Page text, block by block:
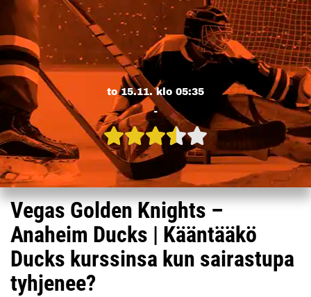
to 15.11. klo 05:35
-
Vegas Golden Knights –
Anaheim Ducks | Kääntääkö
Ducks kurssinsa kun sairastupa
tyhjenee?